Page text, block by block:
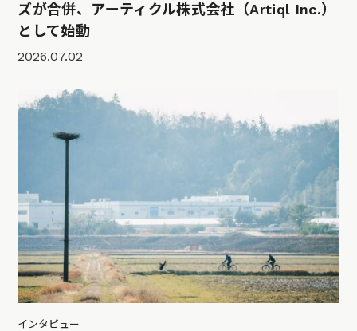
ズが合併、アーティクル株式会社（Artiql Inc.）
として始動
2026.07.02
インタビュー